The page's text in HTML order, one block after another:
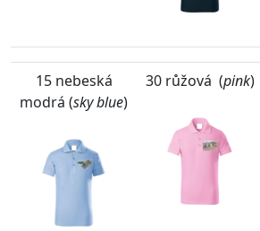
15 nebeská
modrá (sky blue)
30 růžová (pink)